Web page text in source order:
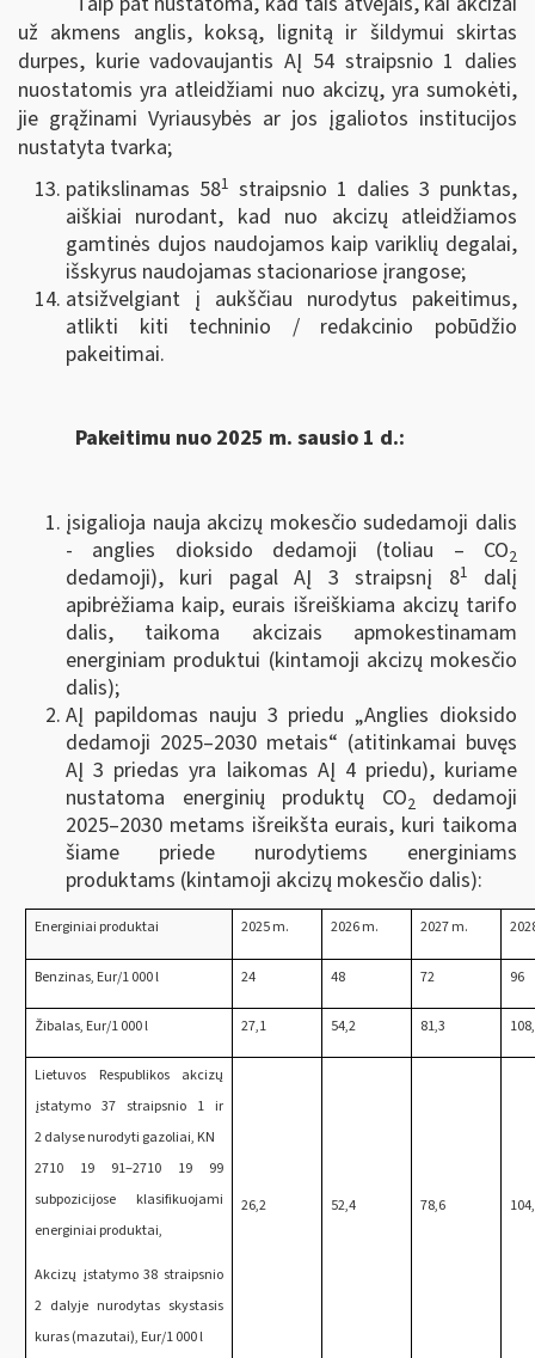
už akmens anglis, koksą, lignitą ir šildymui skirtas
durpes, kurie vadovaujantis AĮ 54 straipsnio 1 dalies
nuostatomis yra atleidžiami nuo akcizų, yra sumokėti,
jie grąžinami Vyriausybės ar jos įgaliotos institucijos
nustatyta tvarka;
patikslinamas 581 straipsnio 1 dalies 3 punktas,
aiškiai nurodant, kad nuo akcizų atleidžiamos
gamtinės dujos naudojamos kaip variklių degalai,
išskyrus naudojamas stacionariose įrangose;
atsižvelgiant į aukščiau nurodytus pakeitimus,
atlikti kiti techninio / redakcinio pobūdžio
pakeitimai.
Pakeitimu nuo 2025 m. sausio 1 d.:
įsigalioja nauja akcizų mokesčio sudedamoji dalis
- anglies dioksido dedamoji (toliau – CO2
dedamoji), kuri pagal AĮ 3 straipsnį 81
dalį
apibrėžiama kaip, eurais išreiškiama akcizų tarifo
dalis, taikoma akcizais apmokestinamam
energiniam produktui (kintamoji akcizų mokesčio
dalis);
AĮ papildomas nauju 3 priedu „Anglies dioksido
dedamoji 2025–2030 metais“ (atitinkamai buvęs
AĮ 3 priedas yra laikomas AĮ 4 priedu), kuriame
nustatoma energinių produktų CO2
dedamoji
2025–2030 metams išreikšta eurais, kuri taikoma
šiame priede nurodytiems energiniams
produktams (kintamoji akcizų mokesčio dalis):
Energiniai produktai 2025 m. 2026 m. 2027 m.
Benzinas, Eur/1 000 l 24 48 72 96
Žibalas, Eur/1 000 l 27,1 54,2 81,3
Lietuvos Respublikos akcizų
įstatymo 37 straipsnio 1 ir
2 dalyse nurodyti gazoliai, KN
2710 19 91‒2710 19 99
subpozicijose klasifikuojami
energiniai produktai,
Akcizų įstatymo 38 straipsnio
2 dalyje nurodytas skystasis
kuras (mazutai), Eur/1 000 l
26,2 52,4 78,6